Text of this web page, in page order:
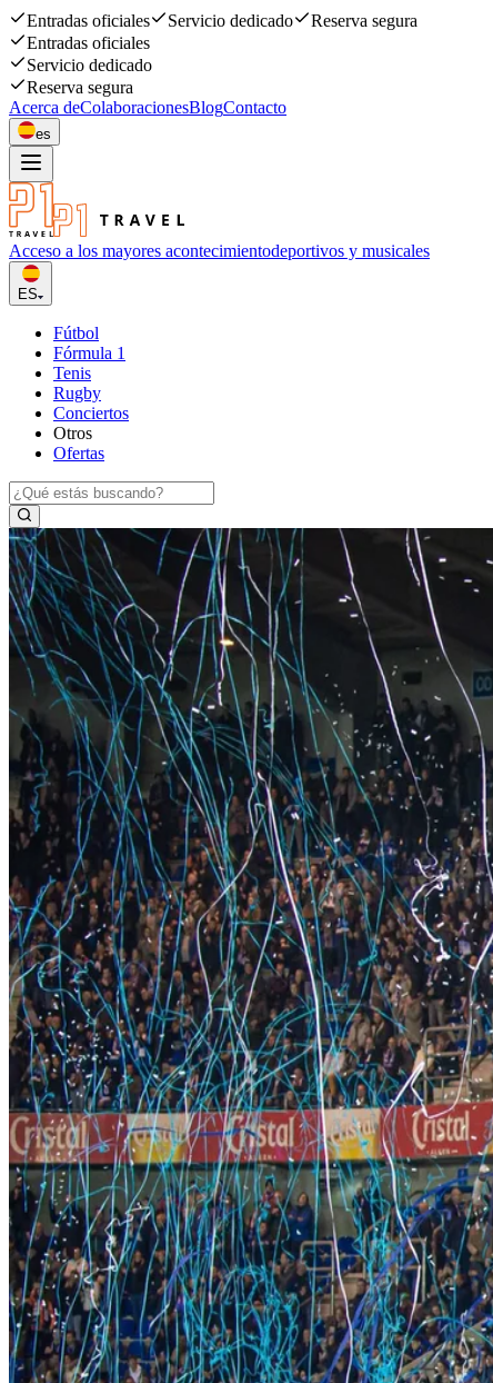
Entradas oficiales Servicio dedicado
Reserva segura
Entradas oficiales
Servicio dedicado
Reserva segura
Acerca deColaboracionesBlogContacto
es
Acceso a los mayores acontecimientodeportivos y musicales
ES
Fútbol
Fórmula 1
Tenis
Rugby
Conciertos
Otros
Ofertas